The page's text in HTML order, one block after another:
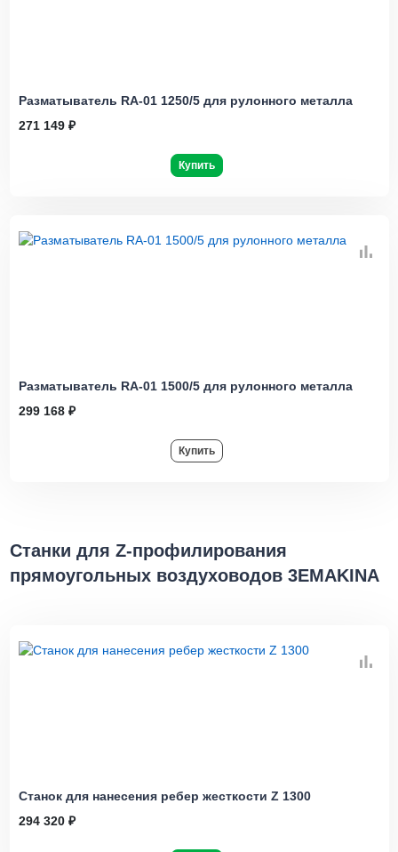
Pазматыватель RA-01 1250/5 для рулонного металла
271 149 ₽
Купить
Pазматыватель RA-01 1500/5 для рулонного металла
299 168 ₽
Купить
Станки для Z-профилирования
прямоугольных воздуховодов 3EMAKINA
Станок для нанесения ребер жесткости Z 1300
294 320 ₽